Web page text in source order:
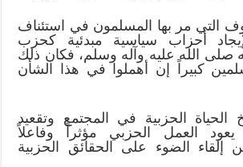
التي مر بها المسلمون في استئناف
أحزاب سياسية مبدئية كحزب
صلى الله عليه وآله وسلم، فكان ذلك
كبيراً إن أهملوا في هذا الشأن
الحزبية في المجتمع وتقعيد
العمل الحزبي مؤثراً وفاعلاً
إلقاء الضوء على الحقائق الحزبية